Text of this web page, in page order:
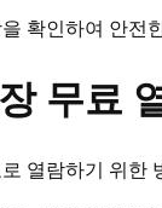
확인하여 안전
무료
열람하기 위한